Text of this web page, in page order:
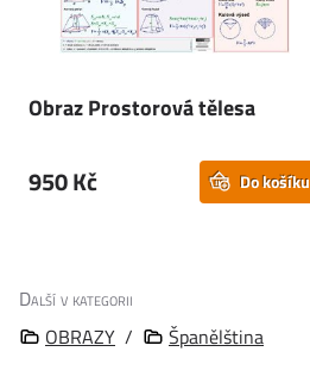
Obraz Prostorová tělesa
950 Kč Do košíku
Další v kategorii
OBRAZY / Španělština